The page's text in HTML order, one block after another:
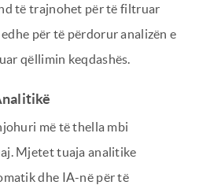
të trajnohet për të filtruar
për të përdorur analizën e
qëllimin keqdashës.
më të thella mbi
Mjetet tuaja analitike
dhe IA-në për të